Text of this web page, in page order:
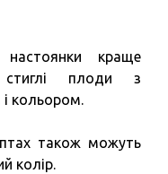
краще
стиглі плоди з
кольором.
також можуть
колір.